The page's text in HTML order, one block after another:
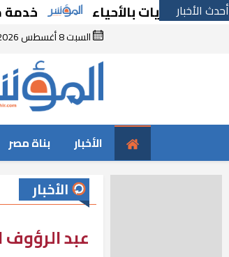
أحدث الأخبار
بالأحياء خدمة متميزة
السبت 8 أغسطس 2026
الأخبار بناة مصر
الأخبار
عبد